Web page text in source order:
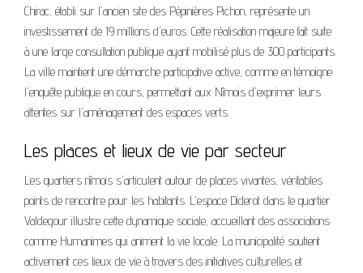
Chirac, établi sur l'ancien site des Pépinières Pichon, représente un
investissement de 19 millions d'euros. Cette réalisation majeure fait suite
à une large consultation publique ayant mobilisé plus de 300 participants.
La ville maintient une démarche participative active, comme en témoigne
l'enquête publique en cours, permettant aux Nîmois d'exprimer leurs
attentes sur l'aménagement des espaces verts.
Les places et lieux de vie par secteur
Les quartiers nîmois s'articulent autour de places vivantes, véritables
points de rencontre pour les habitants. L'espace Diderot dans le quartier
Valdegour illustre cette dynamique sociale, accueillant des associations
comme Humanimes qui animent la vie locale. La municipalité soutient
activement ces lieux de vie à travers des initiatives culturelles et